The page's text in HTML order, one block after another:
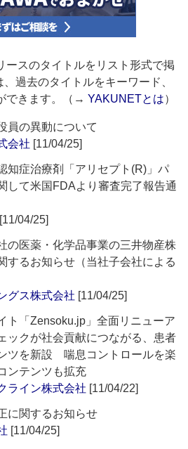
スのタイトルをリスト形式で掲
、過去のタイトルをキーワード、
できます。（→YAKUNETとは）
員の異動について
会社 [11/04/25]
知症治療剤「アリセプト(R)」パ
して米国FDAより審査完了報告通
[11/04/25]
の医薬・化学品事業の三井物産株
するお知らせ（当社子会社による
グス株式会社 [11/04/25]
ト「Zensoku.jp」全面リニューア
クが社会貢献につながる、患者
ツを新設 喘息コントロールを楽
ンテンツも拡充
ライン株式会社 [11/04/22]
に関するお知らせ
[11/04/25]